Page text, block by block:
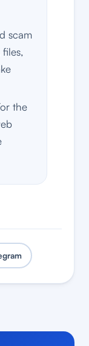
scam
the